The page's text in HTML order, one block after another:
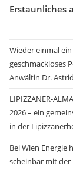
Erstaunliches
Wieder einmal ein
geschmackloses
Anwältin Dr.
LIPIZZANER-
2026 – ein
in der
Bei Wien Energie
scheinbar mit